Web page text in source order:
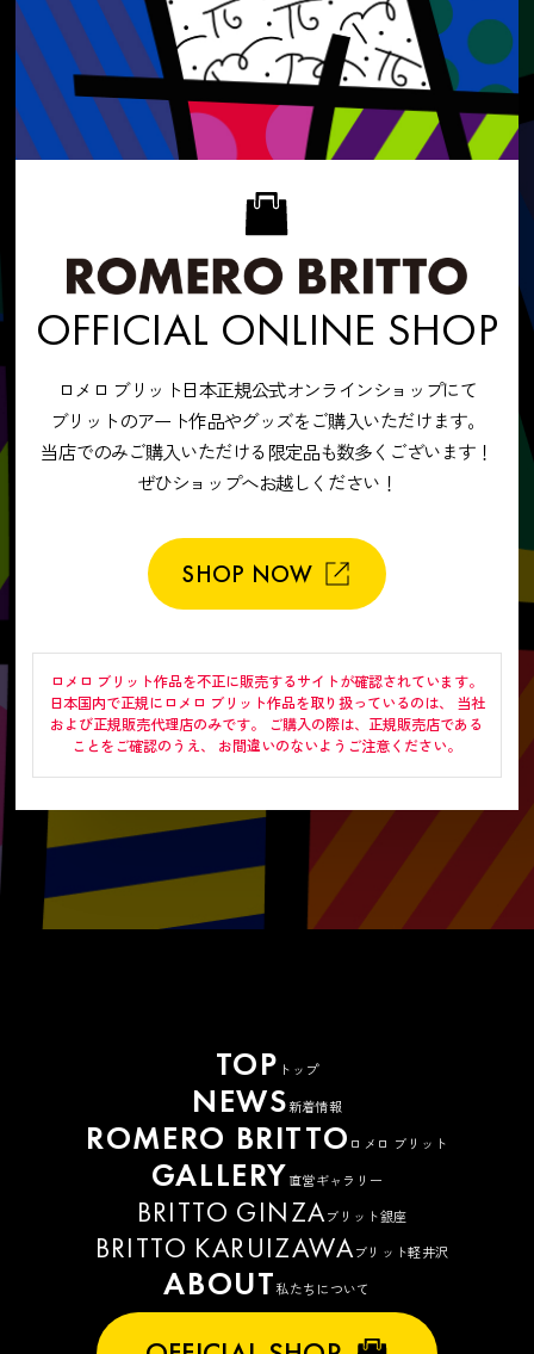
OFFICIAL ONLINE SHOP
ロメロ ブリット日本正規公式オンラインショップにて
ブリットのアート作品やグッズをご購入いただけます。
当店でのみご購入いただける限定品も数多くございます！
ぜひショップへお越しください！
SHOP NOW
ロメロ ブリット作品を不正に販売するサイトが確認されています。
日本国内で正規にロメロ ブリット作品を取り扱っているのは、
当社
および正規販売代理店のみです。
ご購入の際は、正規販売店である
ことをご確認のうえ、
お間違いのないようご注意ください。
TOP トップ
NEWS新着情報
ROMERO BRITTO ロメロ ブリット
GALLERY 直営ギャラリー
BRITTO GINZAブリット銀座
BRITTO KARUIZAWAブリット軽井沢
ABOUT私たちについて